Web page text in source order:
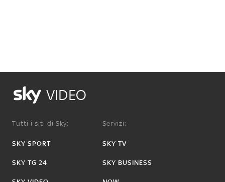
VIDEO
Tutti i siti di Sky:
SKY SPORT
SKY TG 24
Servizi:
SKY TV
SKY BUSINESS